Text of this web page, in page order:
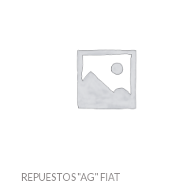
REPUESTOS "AG" FIAT